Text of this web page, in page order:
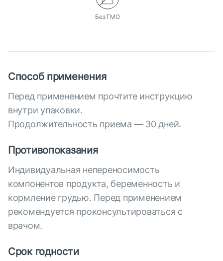
Без ГМО
Способ применения
Перед применением прочтите инструкцию
внутри упаковки.
Продолжительность приема — 30 дней.
Противопоказания
Индивидуальная непереносимость
компонентов продукта, беременность и
кормление грудью. Перед применением
рекомендуется проконсультироваться с
врачом.
Срок годности